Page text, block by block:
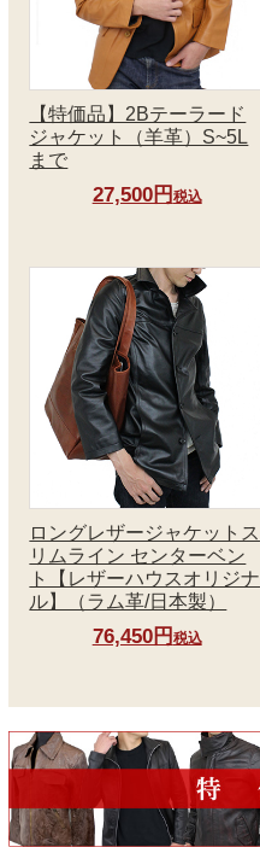
【特価品】2Bテーラード
ジャケット（羊革）S~5L
まで
27,500円 税込
ロングレザージャケットス
リムライン センターベン
ト【レザーハウスオリジナ
ル】（ラム革/日本製）
76,450円 税込